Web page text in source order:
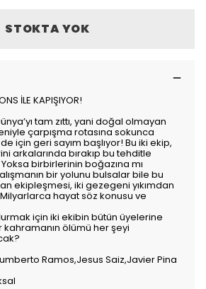
STOKTA YOK
İLE KAPIŞIYOR!
tam zıttı, yani doğal olmayan
çarpışma rotasına sokunca
için geri sayım başlıyor! Bu iki ekip,
arkalarında bırakıp bu tehditle
birbirlerinin boğazına mı
bir yolunu bulsalar bile bu
ekipleşmesi, iki gezegeni yıkımdan
hayat söz konusu ve
için iki ekibin bütün üyelerine
kahramanın ölümü her şeyi
Ramos,Jesus Saiz,Javier Pina